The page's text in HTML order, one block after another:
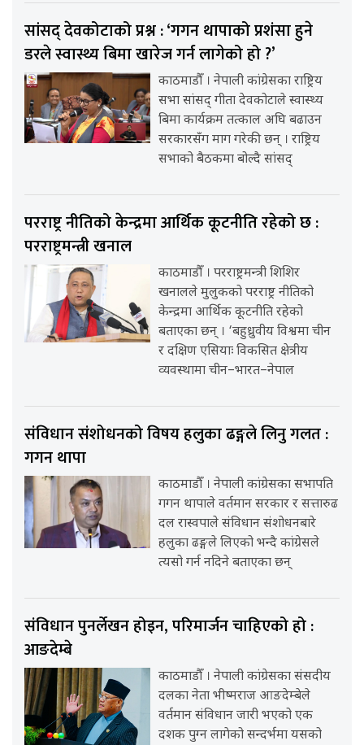
सांसद् देवकोटाको प्रश्न : ‘गगन थापाको प्रशंसा हुने
डरले स्वास्थ्य बिमा खारेज गर्न लागेको हो ?’
काठमाडौँ । नेपाली कांग्रेसका राष्ट्रिय
सभा सांसद् गीता देवकोटाले स्वास्थ्य
बिमा कार्यक्रम तत्काल अघि बढाउन
सरकारसँग माग गरेकी छन् । राष्ट्रिय
सभाको बैठकमा बोल्दै सांसद्
परराष्ट्र नीतिको केन्द्रमा आर्थिक कूटनीति रहेको छ :
परराष्ट्रमन्त्री खनाल
काठमाडौँ । परराष्ट्रमन्त्री शिशिर
खनालले मुलुकको परराष्ट्र नीतिको
केन्द्रमा आर्थिक कूटनीति रहेको
बताएका छन् । ‘बहुध्रुवीय विश्वमा चीन
र दक्षिण एसियाः विकसित क्षेत्रीय
व्यवस्थामा चीन–भारत–नेपाल
संविधान संशोधनको विषय हलुका ढङ्गले लिनु गलत :
गगन थापा
काठमाडौँ । नेपाली कांग्रेसका सभापति
गगन थापाले वर्तमान सरकार र सत्तारुढ
दल रास्वपाले संविधान संशोधनबारे
हलुका ढङ्गले लिएको भन्दै कांग्रेसले
त्यसो गर्न नदिने बताएका छन्
संविधान पुनर्लेखन होइन, परिमार्जन चाहिएको हो :
आङदेम्बे
काठमाडौँ । नेपाली कांग्रेसका संसदीय
दलका नेता भीष्मराज आङदेम्बेले
वर्तमान संविधान जारी भएको एक
दशक पुग्न लागेको सन्दर्भमा यसको